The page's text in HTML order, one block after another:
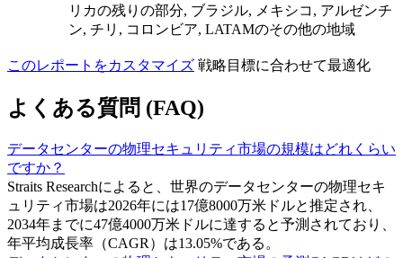
リカの残りの部分, ブラジル, メキシコ, アルゼンチ
ン, チリ, コロンビア, LATAMのその他の地域
このレポートをカスタマイズ 戦略目標に合わせて最適化
よくある質問 (FAQ)
データセンターの物理セキュリティ市場の規模はどれくらい
ですか？
Straits Researchによると、世界のデータセンターの物理セキ
ュリティ市場は2026年には17億8000万米ドルと推定され、
2034年までに47億4000万米ドルに達すると予測されており、
年平均成長率（CAGR）は13.05%である。